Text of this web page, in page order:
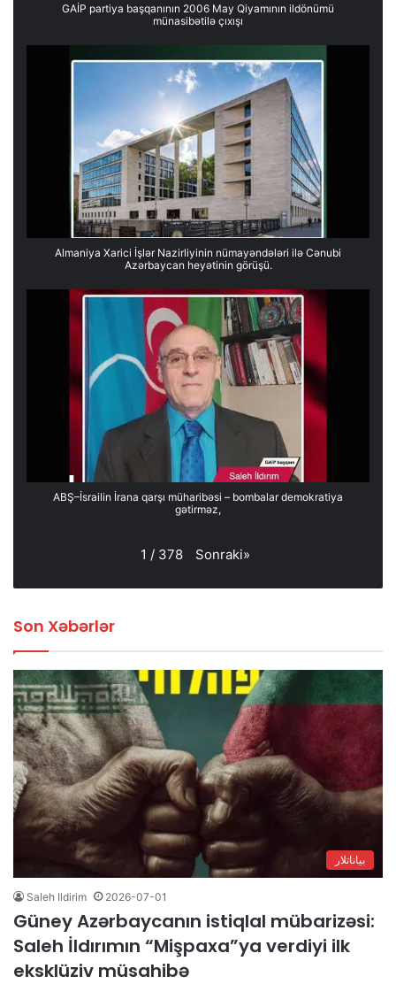
GAİP partiya başqanının 2006 May Qiyamının ildönümü
münasibətilə çıxışı
Almaniya Xarici İşlər Nazirliyinin nümayəndələri ilə Cənubi
Azərbaycan heyətinin görüşü.
ABŞ–İsrailin İrana qarşı müharibəsi – bombalar demokratiya
gətirməz,
1 / 378 Sonraki»
Son Xəbərlər
بیاناتلار
Saleh Ildirim 2026-07-01
Güney Azərbaycanın istiqlal mübarizəsi:
Saleh İldırımın “Mişpaxa”ya verdiyi ilk
eksklüziv müsahibə